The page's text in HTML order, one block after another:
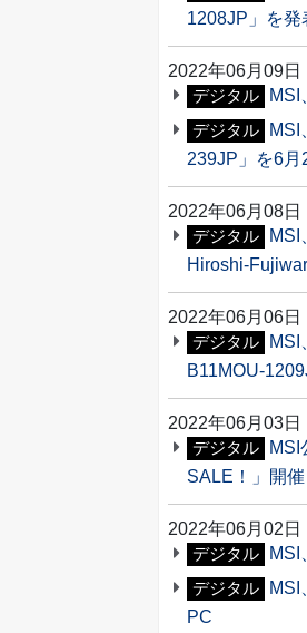
1208JP」を発
2022年06月09日
デジタル MSI
デジタル
MSI
239JP」を6月
2022年06月08日
デジタル
MSI
Hiroshi-
2022年06月06日
デジタル
MSI
B11MOU-
2022年06月03日
デジタル
MSI
SALE！」開催
2022年06月02日
デジタル MSI
デジタル
MSI
PC